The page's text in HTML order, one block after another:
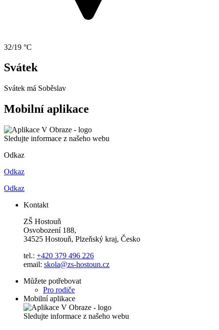
32/19 °C
Svátek
Svátek má Soběslav
Mobilní aplikace
Sledujte informace z našeho webu
Odkaz
Odkaz
Odkaz
Kontakt
ZŠ Hostouň
Osvobození 188,
34525 Hostouň, Plzeňský kraj, Česko
tel.: +420 379 496 226
email: skola@zs-hostoun.cz
Můžete potřebovat
Pro rodiče
Mobilní aplikace
Sledujte informace z našeho webu